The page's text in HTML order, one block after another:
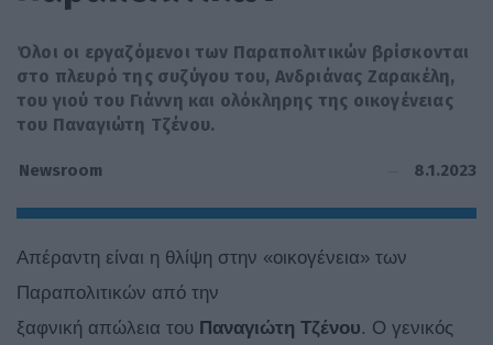
Όλοι οι εργαζόμενοι των Παραπολιτικών βρίσκονται
στο πλευρό της συζύγου του, Ανδριάνας Ζαρακέλη,
του γιού του Γιάννη και ολόκληρης της οικογένειας
του Παναγιώτη Τζένου.
Newsroom 8.1.2023
Απέραντη είναι η θλίψη στην «οικογένεια» των
Παραπολιτικών από την
ξαφνική απώλεια του Παναγιώτη Τζένου. Ο γενικός